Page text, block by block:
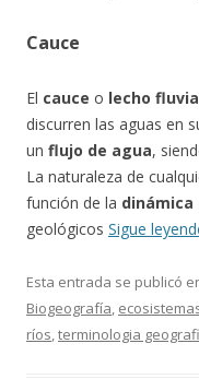
Cauce
El cauce o lecho
discurren las aguas en
un flujo de agua,
La naturaleza de
función de la dinámica
geológicos Sigue
Esta entrada se publicó
Biogeografía,
ríos,terminologia